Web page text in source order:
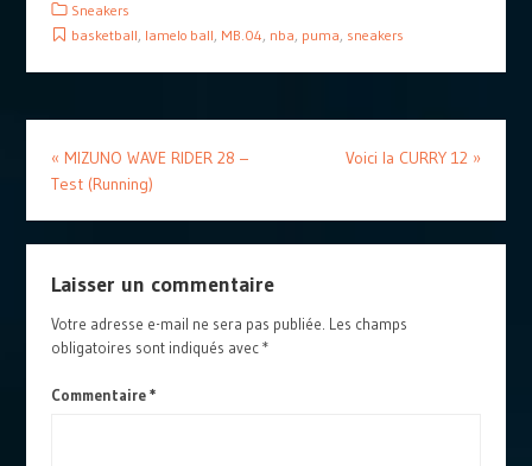
Sneakers
basketball, lamelo ball, MB.04, nba, puma, sneakers
« MIZUNO WAVE RIDER 28 –
Test (Running)
Voici la CURRY 12 »
Laisser un commentaire
Votre adresse e-mail ne sera pas publiée. Les champs
obligatoires sont indiqués avec*
Commentaire*